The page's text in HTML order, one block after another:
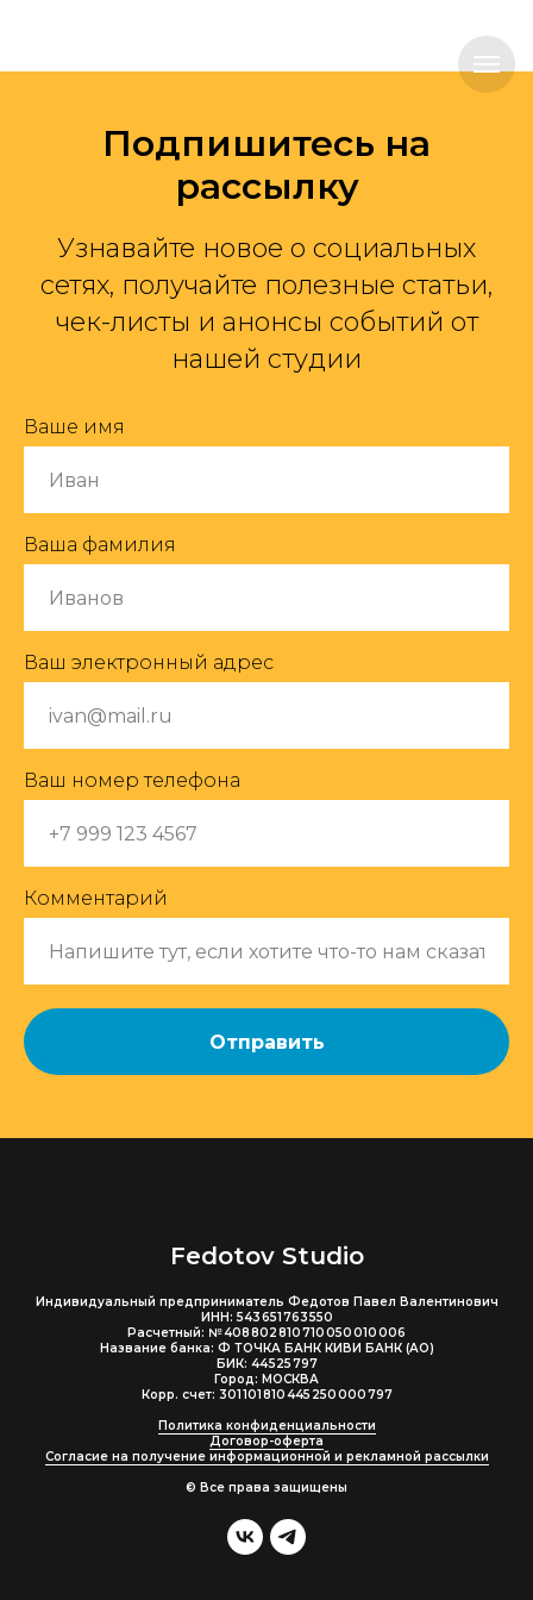
Подпишитесь на
рассылку
Узнавайте новое о социальных
сетях, получайте полезные статьи,
чек-листы и анонсы событий от
нашей студии
Ваше имя
Ваша фамилия
Ваш электронный адрес
Ваш номер телефона
Комментарий
Отправить
Fedotov Studio
Индивидуальный предприниматель Федотов Павел Валентинович
ИНН: 543 651 763 550
Расчетный: № 408 802 810 710 050 010 006
Название банка: Ф ТОЧКА БАНК КИВИ БАНК (АО)
БИК: 44 525 797
Город: МОСКВА
Корр. счет: 301 101 810 445 250 000 797
Политика конфиденциальности
Договор-оферта
Согласие на получение информационной и рекламной рассылки
© Все права защищены